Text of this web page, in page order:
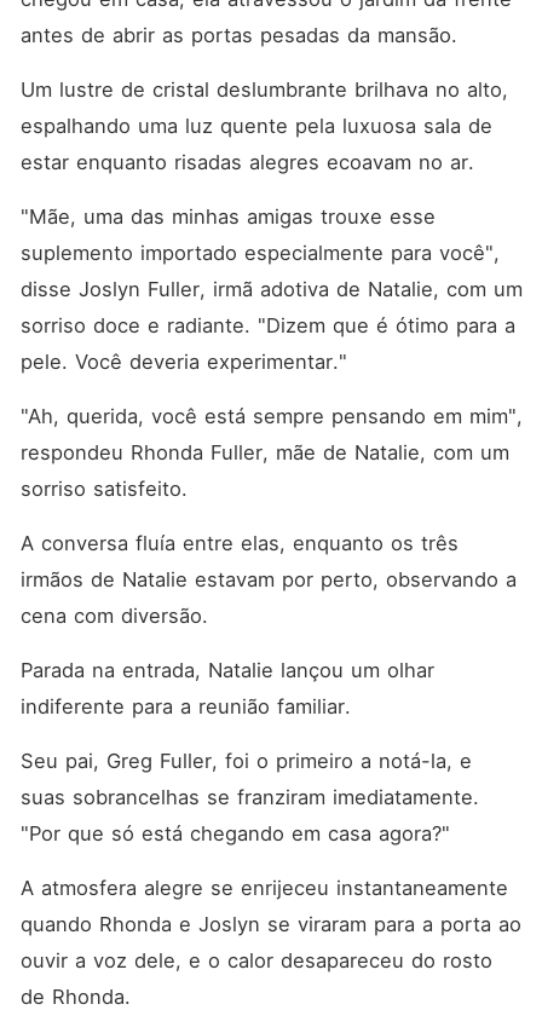
antes de abrir as portas pesadas da mansão.
Um lustre de cristal deslumbrante brilhava no alto,
espalhando uma luz quente pela luxuosa sala de
estar enquanto risadas alegres ecoavam no ar.
"Mãe, uma das minhas amigas trouxe esse
suplemento importado especialmente para você",
disse Joslyn Fuller, irmã adotiva de Natalie, com um
sorriso doce e radiante. "Dizem que é ótimo para a
pele. Você deveria experimentar."
"Ah, querida, você está sempre pensando em mim",
respondeu Rhonda Fuller, mãe de Natalie, com um
sorriso satisfeito.
A conversa fluía entre elas, enquanto os três
irmãos de Natalie estavam por perto, observando a
cena com diversão.
Parada na entrada, Natalie lançou um olhar
indiferente para a reunião familiar.
Seu pai, Greg Fuller, foi o primeiro a notá-la, e
suas sobrancelhas se franziram imediatamente.
"Por que só está chegando em casa agora?"
A atmosfera alegre se enrijeceu instantaneamente
quando Rhonda e Joslyn se viraram para a porta ao
ouvir a voz dele, e o calor desapareceu do rosto
de Rhonda.